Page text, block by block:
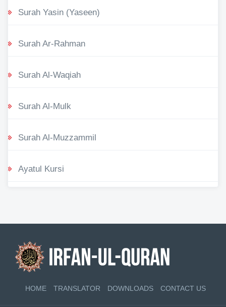
Surah Yasin (Yaseen)
Surah Ar-Rahman
Surah Al-Waqiah
Surah Al-Mulk
Surah Al-Muzzammil
Ayatul Kursi
HOME TRANSLATOR DOWNLOADS CONTACT US